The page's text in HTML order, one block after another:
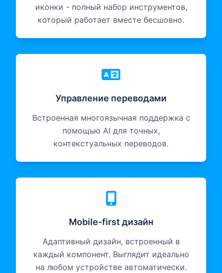
иконки - полный набор инструментов,
который работает вместе бесшовно.
Управление переводами
Встроенная многоязычная поддержка с
помощью AI для точных,
контекстуальных переводов.
Mobile-first дизайн
Адаптивный дизайн, встроенный в
каждый компонент. Выглядит идеально
на любом устройстве автоматически.